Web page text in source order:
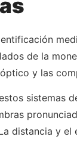
de la
y las
sistemas
distancia y el